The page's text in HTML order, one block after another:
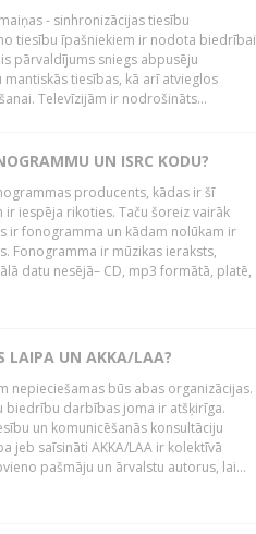
- sinhronizācijas tiesību
tiesību īpašniekiem ir nodota biedrībai
pārvaldījums sniegs abpusēju
tiesības, kā arī atvieglos
Televīzijām ir nodrošināts...
UN ISRC KODU?
producents, kādas ir šī
iespēja rikoties. Taču šoreiz vairāk
ir fonogramma un kādam nolūkam ir
Fonogramma ir mūzikas ieraksts,
datu nesējā– CD, mp3 formātā, platē,
LAIPA UN AKKA/LAA?
nepieciešamas būs abas organizācijas.
biedrību darbības joma ir atšķirīga.
un komunicēšanās konsultāciju
jeb saīsināti AKKA/LAA ir kolektīvā
pašmāju un ārvalstu autorus, lai...